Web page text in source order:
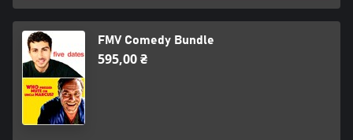
FMV Comedy Bundle
595,00 ₴